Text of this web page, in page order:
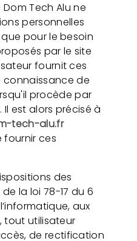
Tech Alu ne
personnelles
pour le besoin
par le site
fournit ces
de
procède par
est alors précisé à
tech-alu.fr
fournir ces
des
la loi 78-17 du 6
aux
tout utilisateur
de rectification